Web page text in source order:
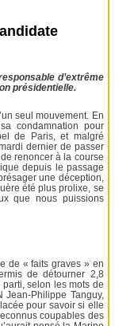
d’extrême
présidentielle.
seul mouvement. En
condamnation pour
de Paris, et malgré
dernier de passer
renoncer à la course
depuis le passage
une déception,
été plus prolixe, se
que nous puissions
de « faits graves » en
de détourner 2,8
selon les mots de
Philippe Tanguy,
pour savoir si elle
coupables des